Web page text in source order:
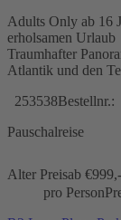
Adults Only ab 16
erholsamen Urlaub
Traumhafter
Atlantik und den
253538Bestellnr.:
Pauschalreise
Alter Preisab €999,-
pro Person